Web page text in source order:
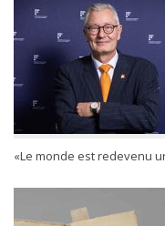
«Le monde est redevenu